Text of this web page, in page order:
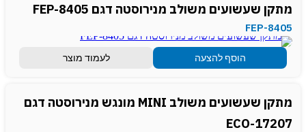
מתקן שעשועים משולב מנירוסטה דגם FEP-8405
FEP-8405
הוסף להצעה לעמוד מוצר
מתקן שעשועים משולב MINI מונגש מנירוסטה דגם
ECO-17207